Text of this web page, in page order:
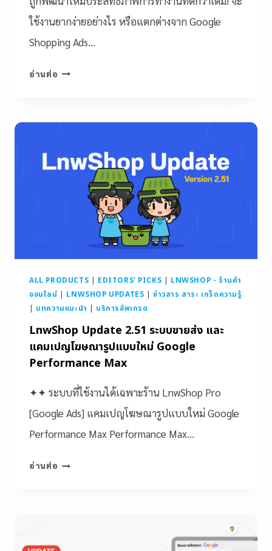
ใช้งานยากง่ายอย่างไร หรือแตกต่างจาก Google
Shopping Ads…
อ่านต่อ
ALL PRODUCTS | EDITORS' PICKS | LNWSHOP - ร้านค้า
ออนไลน์ | LNWSHOP UPDATES |ข่าวสาร สาระ เกร็ดความรู้
| บทความแนะนำ | บริการอัพเกรด
LnwShop Update 2.51 ระบบขายส่ง และ
แคมเปญโฆษณารูปแบบใหม่ Google
Performance Max
✦✦ ระบบที่ใช้งานได้เฉพาะร้าน LnwShop Pro
[Google Ads] แคมเปญโฆษณารูปแบบใหม่ Google
Performance Max Performance Max…
อ่านต่อ